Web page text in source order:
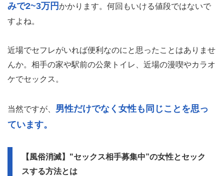
みで2~3万円かかります。何回もいける値段ではないで
すよね。
近場でセフレがいれば便利なのにと思ったことはありませ
んか。相手の家や駅前の公衆トイレ、近場の漫喫やカラオ
ケでセックス。
当然ですが、 男性だけでなく女性も同じことを思っ
ています。
【風俗消滅】"セックス相手募集中”の女性とセック
スする方法とは